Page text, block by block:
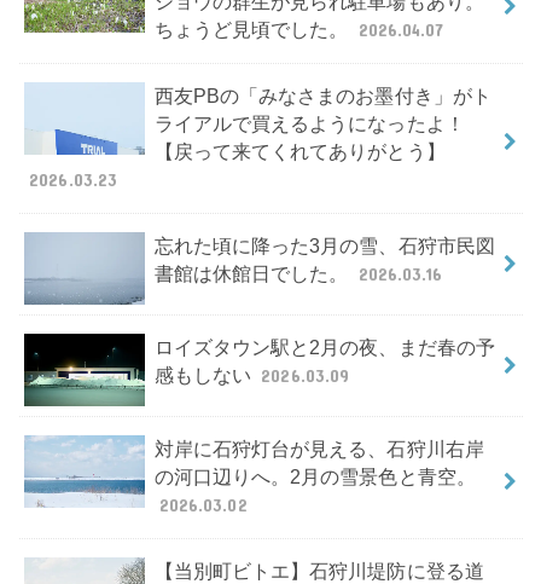
ちょうど見頃でした。
2026.04.07
西友PBの「みなさまのお墨付き」がト
ライアルで買えるようになったよ！
【戻って来てくれてありがとう】
2026.03.23
忘れた頃に降った3月の雪、石狩市民図
書館は休館日でした。
2026.03.16
ロイズタウン駅と2月の夜、まだ春の予
感もしない 2026.03.09
対岸に石狩灯台が見える、石狩川右岸
の河口辺りへ。2月の雪景色と青空。
2026.03.02
【当別町ビトエ】石狩川堤防に登る道